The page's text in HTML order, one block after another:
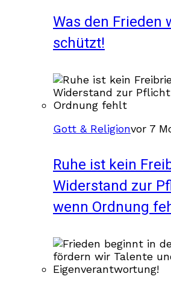
Was den Frieden
schützt!
Gott & Religionvor 7
Ruhe ist kein
Widerstand zur
wenn Ordnung